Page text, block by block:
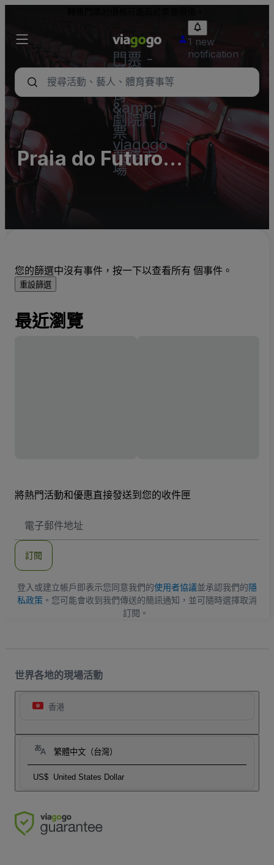
門票 -
音樂
會、體
育
&amp;
劇院門
票 |
viagogo
票務市
場
1 new
notification
Praia do Futuro
Fortaleza
您的篩選中沒有事件，按一下以查看所有 個事件。
重設篩選
最近瀏覽
將熱門活動和優惠直接發送到您的收件匣
子
地
訂閱
登入或建立帳戶即表示您同意我們的使用者協議並承認我們的隱
私政策 。您可能會收到我們傳送的簡訊通知，並可隨時選擇取消
訂閱。
世界各地的現場活動
香港
繁體中文（台灣）
US$ United States Dollar